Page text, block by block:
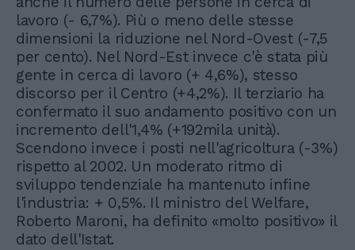
lavoro (- 6,7%). Più o meno delle stesse
dimensioni la riduzione nel Nord-Ovest (-7,5
per cento). Nel Nord-Est invece c'è stata più
gente in cerca di lavoro (+ 4,6%), stesso
discorso per il Centro (+4,2%). Il terziario ha
confermato il suo andamento positivo con un
incremento dell'1,4% (+192mila unità).
Scendono invece i posti nell'agricoltura (-3%)
rispetto al 2002. Un moderato ritmo di
sviluppo tendenziale ha mantenuto infine
l'industria: + 0,5%. Il ministro del Welfare,
Roberto Maroni, ha definito «molto positivo» il
dato dell'Istat.